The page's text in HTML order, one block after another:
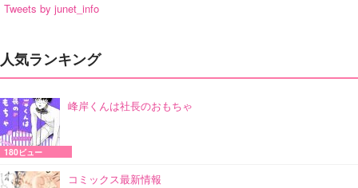
Tweets by junet_info
人気ランキング
峰岸くんは社長のおもちゃ
180ビュー
コミックス最新情報